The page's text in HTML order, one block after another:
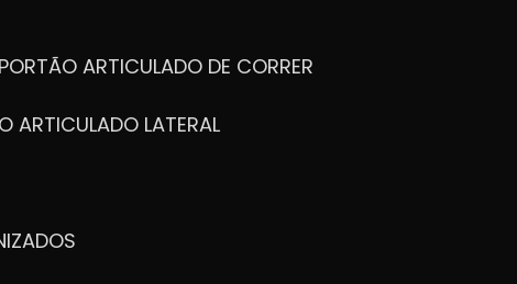
PORTÃO ARTICULADO DE CORRER
ARTICULADO LATERAL